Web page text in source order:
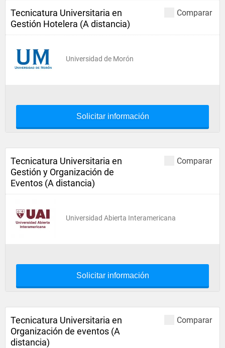
Comparar
Tecnicatura Universitaria en
Gestión Hotelera (A distancia)
Universidad de Morón
Solicitar información
Comparar
Tecnicatura Universitaria en
Gestión y Organización de
Eventos (A distancia)
Universidad Abierta Interamericana
Solicitar información
Comparar
Tecnicatura Universitaria en
Organización de eventos (A
distancia)